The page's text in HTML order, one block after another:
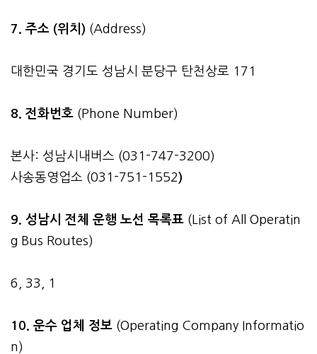
7. 주소 (위치) (Address)
대한민국 경기도 성남시 분당구 탄천상로 171
8. 전화번호 (Phone Number)
본사: 성남시내버스 (031-747-3200)
사송동영업소 (031-751-1552)
9. 성남시 전체 운행 노선 목록표 (List of All Operatin
g Bus Routes)
6, 33, 1
10. 운수 업체 정보 (Operating Company Informatio
n)